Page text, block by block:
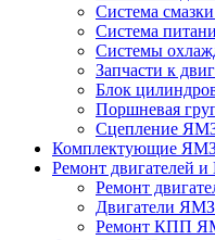
Система
Система
Системы
Запчасти к
Блок
Поршневая
Сцепление
Комплектующие
Ремонт двигателей
Ремонт
Двигатели ЯМЗ
Ремонт КПП